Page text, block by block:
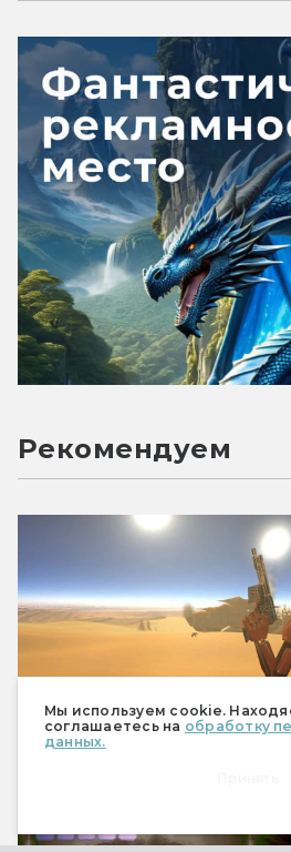
Мы используем cookie.
соглашаетесь на обработку
данных.
Рекомендуем